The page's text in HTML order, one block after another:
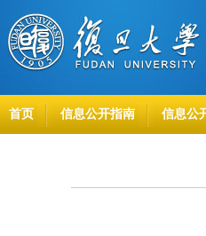
首页 信息公开指南 信息公